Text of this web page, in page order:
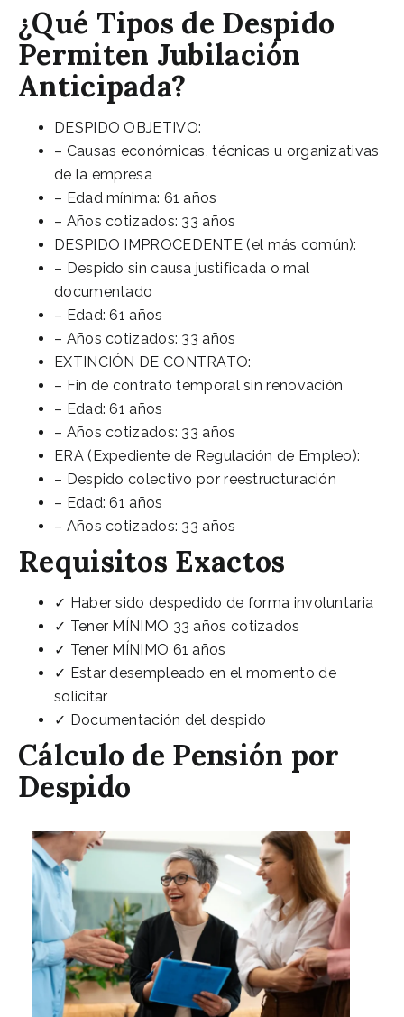
¿Qué Tipos de Despido
Permiten Jubilación
Anticipada?
DESPIDO OBJETIVO:
– Causas económicas, técnicas u organizativas
de la empresa
– Edad mínima: 61 años
– Años cotizados: 33 años
DESPIDO IMPROCEDENTE (el más común):
– Despido sin causa justificada o mal
documentado
– Edad: 61 años
– Años cotizados: 33 años
EXTINCIÓN DE CONTRATO:
– Fin de contrato temporal sin renovación
– Edad: 61 años
– Años cotizados: 33 años
ERA (Expediente de Regulación de Empleo):
– Despido colectivo por reestructuración
– Edad: 61 años
– Años cotizados: 33 años
Requisitos Exactos
✓ Haber sido despedido de forma involuntaria
✓ Tener MÍNIMO 33 años cotizados
✓ Tener MÍNIMO 61 años
✓ Estar desempleado en el momento de
solicitar
✓ Documentación del despido
Cálculo de Pensión por
Despido